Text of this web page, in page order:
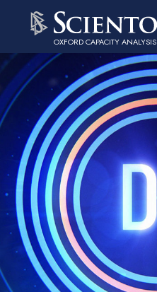
OXFORD CAPACITY ANALYSIS